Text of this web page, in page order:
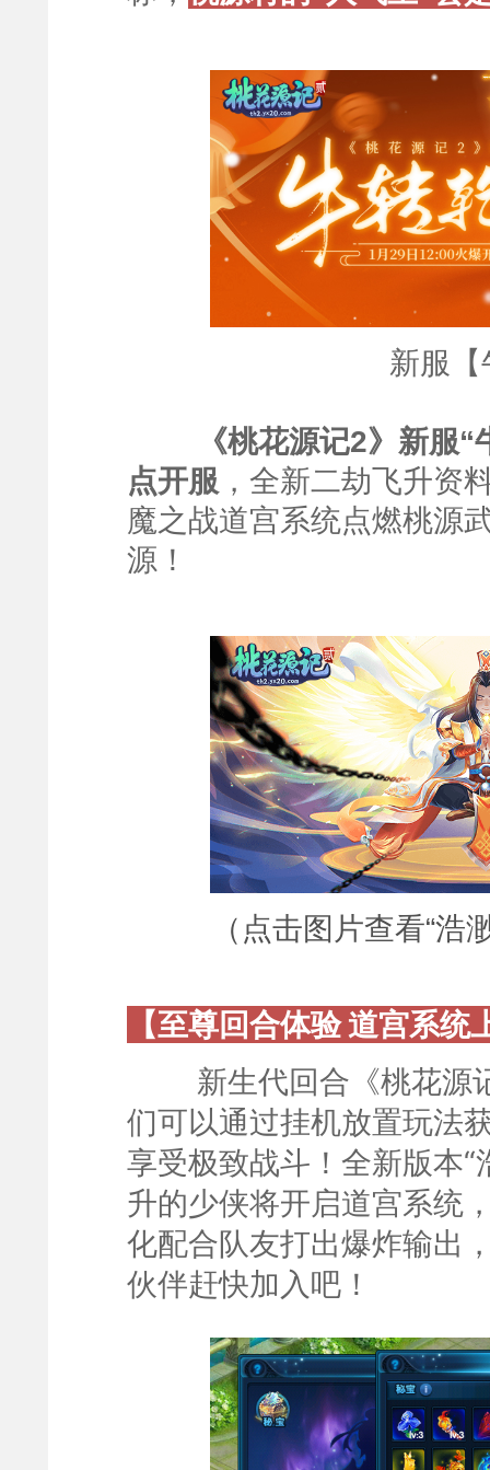
新服
《桃花源记2》新服
点开服 ，全新二劫飞升资
魔之战道宫系统点燃桃源
源！
（点击图片查看“浩
【至尊回合体验 道宫系统
新生代回合《桃花源记
们可以通过挂机放置玩法
享受极致战斗！全新版本
升的少侠将开启道宫系统
化配合队友打出爆炸输出
伙伴赶快加入吧！